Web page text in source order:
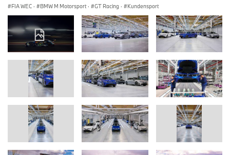
FIA WEC · BMW M Motorsport · GT Racing · Kundensport